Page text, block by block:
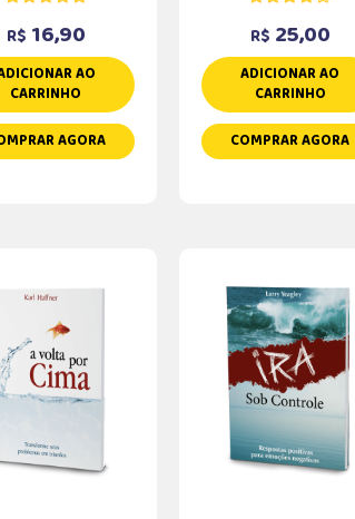
R$ 16,90
AO
CARRINHO
AGORA
R$ 25,00
ADICIONAR AO
CARRINHO
COMPRAR AGORA